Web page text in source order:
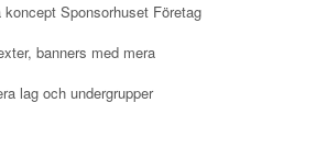
Sponsorhuset Företag
banners med mera
lag och undergrupper